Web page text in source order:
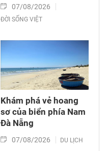
07/08/2026
ĐỜI SỐNG VIỆT
Khám phá vẻ hoang
sơ của biển phía Nam
Đà Nẵng
07/08/2026 DU LỊCH